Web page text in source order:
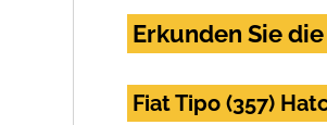
Erkunden Sie
Fiat Tipo (357)